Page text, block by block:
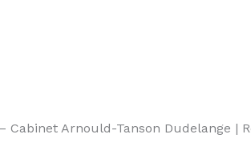
Cabinet Arnould-Tanson Dudelange |